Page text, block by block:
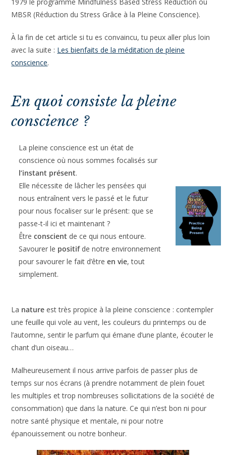
MBSR (Réduction du Stress Grâce à la Pleine Conscience).
avec la suite : Les bienfaits de la méditation de pleine
conscience.
En quoi consiste la pleine
conscience ?
conscience où nous sommes focalisés sur
l’instant présent.
Elle nécessite de lâcher les pensées qui
nous entraînent vers le passé et le futur
pour nous focaliser sur le présent: que se
passe-t-il ici et maintenant ?
Êtreconscient de ce qui nous entoure.
Savourer lepositifde notre environnement
pour savourer le fait d’êtreen vie , tout
simplement.
une feuille qui vole au vent, les couleurs du printemps ou de
l’automne, sentir le parfum qui émane d’une plante, écouter le
chant d’un oiseau…
temps sur nos écrans (à prendre notamment de plein fouet
les multiples et trop nombreuses sollicitations de la société de
consommation) que dans la nature. Ce qui n’est bon ni pour
notre santé physique et mentale, ni pour notre
épanouissement ou notre bonheur.